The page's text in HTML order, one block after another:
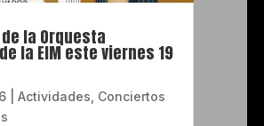
la Orquesta
la EIM este viernes 19
|Actividades Conciertos